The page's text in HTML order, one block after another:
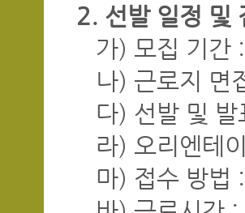
2. 선발 일정 및
가) 모집 기
나) 근로지 면
다) 선발 및
라) 오리엔테
마) 접수 방법